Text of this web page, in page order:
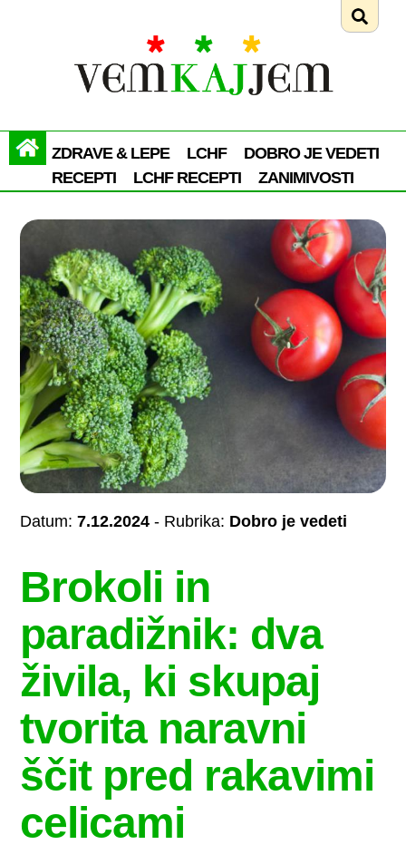
ZDRAVE & LEPE LCHF
DOBRO JE VEDETI
RECEPTI
LCHF RECEPTI ZANIMIVOSTI
Datum:7.12.2024 - Rubrika: Dobro je vedeti
Brokoli in
paradižnik: dva
živila, ki skupaj
tvorita naravni
ščit pred rakavimi
celicami